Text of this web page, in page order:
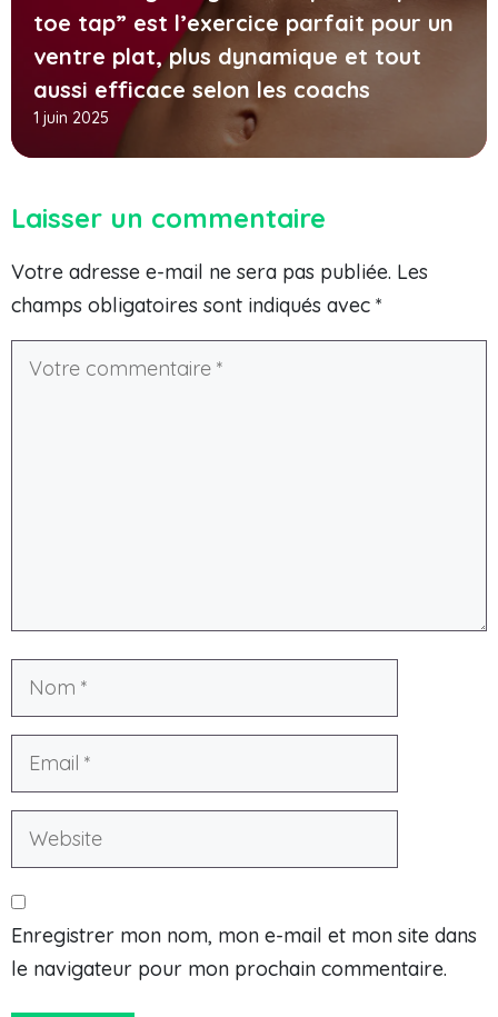
toe tap” est l’exercice parfait pour un
ventre plat, plus dynamique et tout
aussi efficace selon les coachs
1 juin 2025
Laisser un commentaire
Votre adresse e-mail ne sera pas publiée. Les
champs obligatoires sont indiqués avec *
Enregistrer mon nom, mon e-mail et mon site dans
le navigateur pour mon prochain commentaire.